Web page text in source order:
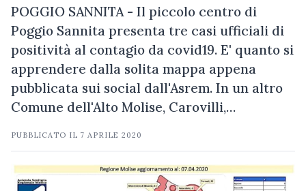
POGGIO SANNITA - Il piccolo centro di
Poggio Sannita presenta tre casi ufficiali di
positività al contagio da covid19. E' quanto si
apprendere dalla solita mappa appena
pubblicata sui social dall'Asrem. In un altro
Comune dell'Alto Molise, Carovilli,…
PUBBLICATO IL 7 APRILE 2020